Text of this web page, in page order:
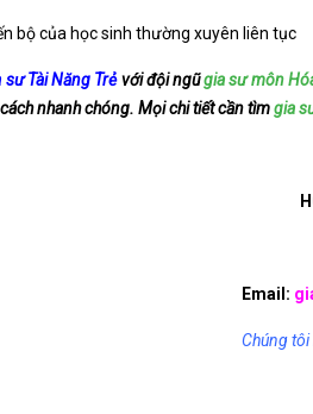
bộ của học sinh thường xuyên liên tục
sư Tài Năng Trẻvới đội ngũgia sư môn
nhanh chóng. Mọi chi tiết cần tìmgia
Email:
Chúng